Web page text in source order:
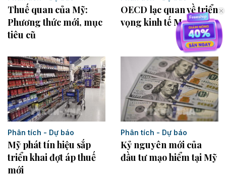
Thuế quan của Mỹ:
Phương thức mới, mục
tiêu cũ
OECD lạc quan về triển
vọng kinh tế Malaysia
Phân tích - Dự báo
Mỹ phát tín hiệu sắp
triển khai đợt áp thuế
mới
Phân tích - Dự báo
Kỷ nguyên mới của
đầu tư mạo hiểm tại Mỹ